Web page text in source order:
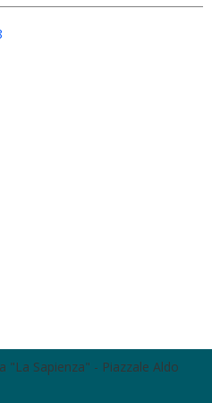
"La Sapienza" - Piazzale Aldo